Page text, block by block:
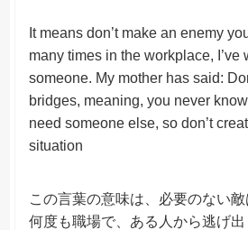
It means don’t make an enemy
many times in the workplace, I’ve
someone. My mother has said:
bridges, meaning, you never
need someone else, so don’t
situation
この言葉の意味は、必要のない敵
何度も職場で、ある人から逃げ